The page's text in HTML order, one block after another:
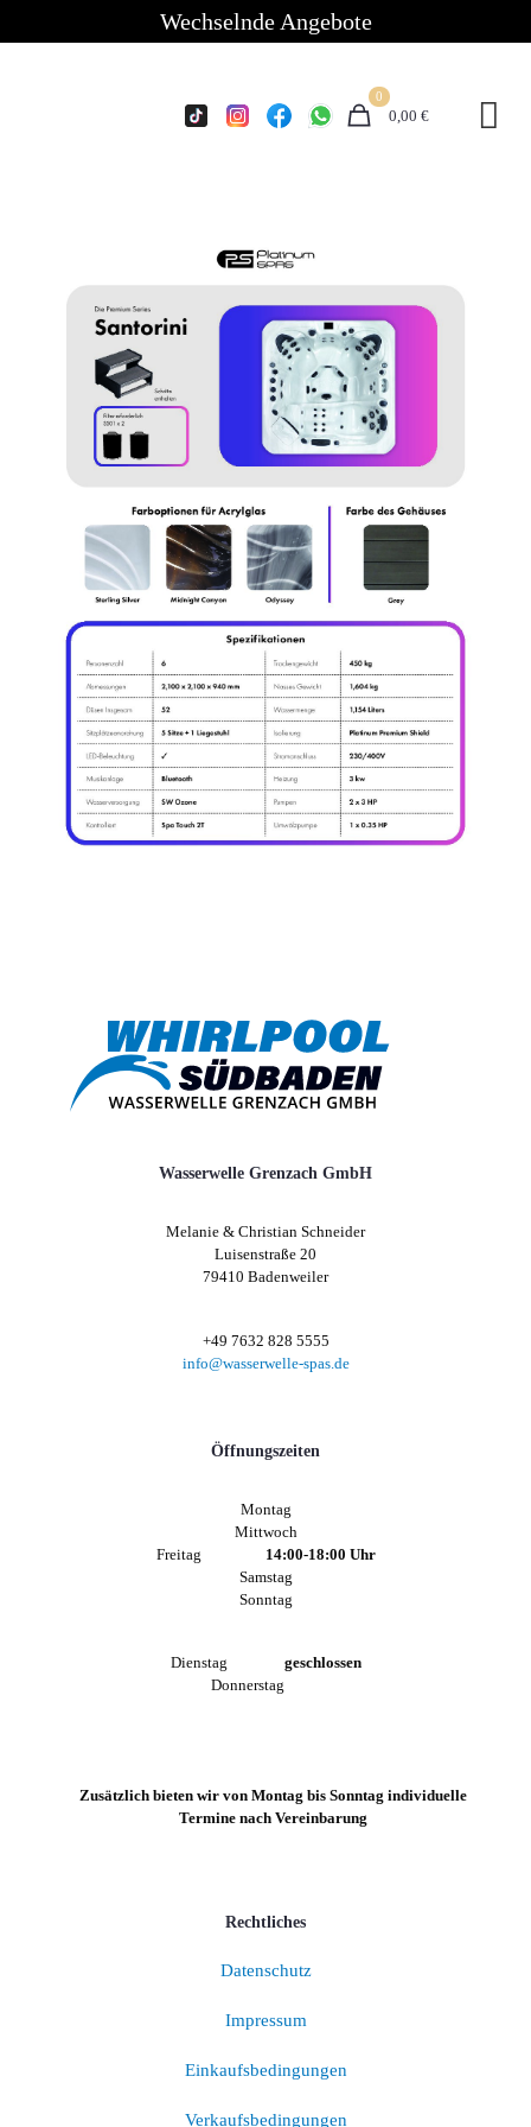
Wechselnde Angebote
0
0,00 €
Wasserwelle Grenzach GmbH
Melanie & Christian Schneider
Luisenstraße 20
79410 Badenweiler
+49 7632 828 5555
info@wasserwelle-spas.de
Öffnungszeiten
Montag
Mittwoch
Freitag 14:00-18:00 Uhr
Samstag
Sonntag
Dienstag geschlossen
Donnerstag
Zusätzlich bieten wir von Montag bis Sonntag individuelle
Termine nach Vereinbarung
Rechtliches
Datenschutz
Impressum
Einkaufsbedingungen
Verkaufsbedingungen